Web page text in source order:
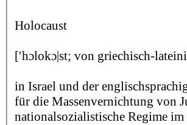
Holocaust
[′hɔlokɔ|st; von griechisch-
in Israel und der
für die Massenvernichtung von
nationalsozialistische Regime